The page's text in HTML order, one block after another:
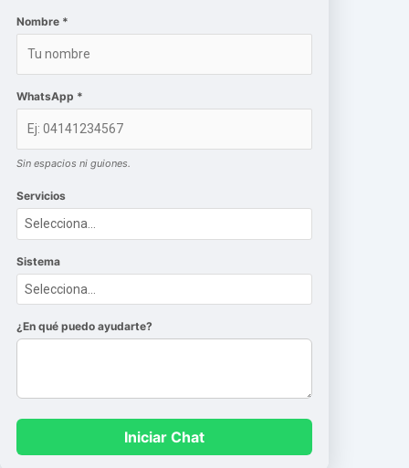
Nombre *
WhatsApp *
Sin espacios ni guiones.
Servicios
Sistema
¿En qué puedo ayudarte?
Iniciar Chat